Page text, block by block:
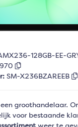
128GB-EE-
SM-X236BZAREEB
groothandelaar.
voor bestaande